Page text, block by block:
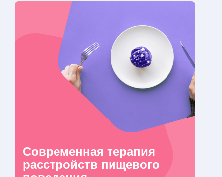
Современная терапия
расстройств пищевого